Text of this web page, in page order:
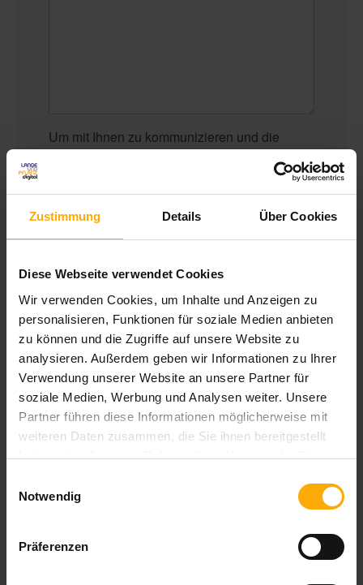
Zustimmung Details Über Cookies
Diese Webseite verwendet Cookies
Wir verwenden Cookies, um Inhalte und Anzeigen zu
personalisieren, Funktionen für soziale Medien anbieten
zu können und die Zugriffe auf unsere Website zu
analysieren. Außerdem geben wir Informationen zu Ihrer
Verwendung unserer Website an unsere Partner für
soziale Medien, Werbung und Analysen weiter. Unsere
Partner führen diese Informationen möglicherweise mit
weiteren Daten zusammen, die Sie ihnen bereitgestellt
haben oder die sie im Rahmen Ihrer Nutzung der Dienste
Notwendig
Präferenzen
Um mit Ihnen zu kommunizieren und die
gewünschten Inhalte bereitzustellen, müssen
wir Ihre persönlichen Daten speichern und
verarbeiten.
LANGEundPFLANZ erstellt hilfreichen
ihnen ins Gespräch zu kommen, ihnen bei
ihrer Arbeit in Marketing, Vertrieb und Service
behilflich zu sein und sie bezüglich unserer
Produkte und Dienstleistungen zu
kontaktieren. Sie können sich jederzeit von
diesen Benachrichtigungen abmelden.
Informationen zum Abbestellen sowie unsere
Datenschutzpraktiken und unsere
Verpflichtung zum Schutz Ihrer Privatsphäre
finden Sie in unseren